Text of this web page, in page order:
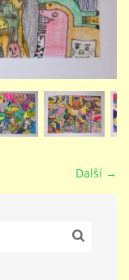
Další →